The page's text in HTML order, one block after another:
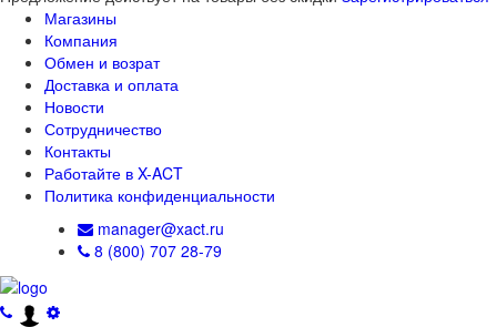
Магазины
Компания
Обмен и возрат
Доставка и оплата
Новости
Сотрудничество
Контакты
Работайте в X-ACT
Политика конфиденциальности
manager@xact.ru
8 (800) 707 28-79